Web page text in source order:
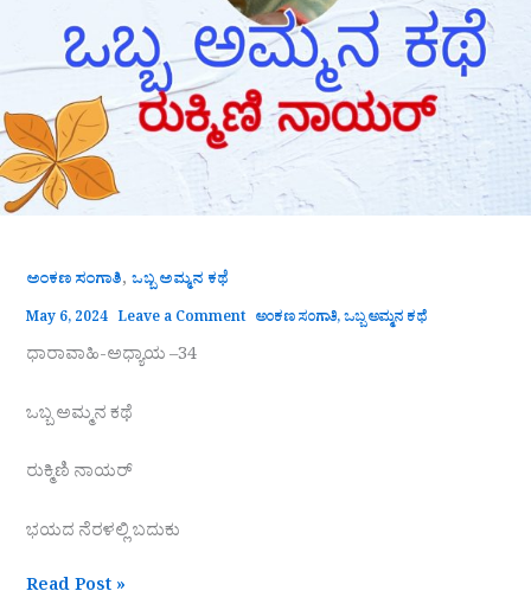
ಅಂಕಣ ಸಂಗಾತಿ, ಒಬ್ಬ ಅಮ್ಮನ ಕಥೆ
May 6, 2024 Leave a Comment ಅಂಕಣ ಸಂಗಾತಿ,ಒಬ್ಬ ಅಮ್ಮನ ಕಥೆ
ಧಾರಾವಾಹಿ-ಅಧ್ಯಾಯ –34
ಒಬ್ಬ ಅಮ್ಮನ ಕಥೆ
ರುಕ್ಮಿಣಿ ನಾಯರ್
ಭಯದ ನೆರಳಲ್ಲಿ ಬದುಕು